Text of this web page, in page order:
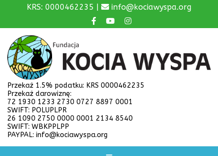
KRS: 0000462235 | info@kociawyspa.org
Przekaż 1.5% podatku: KRS 0000462235
Przekaż darowiznę:
72 1930 1233 2730 0727 8897 0001
SWIFT: POLUPLPR
26 1090 2750 0000 0001 2134 8540
SWIFT: WBKPPLPP
PAYPAL: info@kociawyspa.org